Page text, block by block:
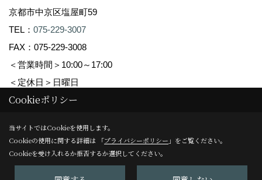
京都市中京区塩屋町59
TEL： 075-229-3007
FAX：075-229-3008
＜営業時間＞10:00～17:00
＜定休日＞日曜日
Copyright (c) Ambiance Co.,Ltd. All Rights Reserved.
Produced byゴデスクリエイト
Cookieポリシー
当サイトではCookieを使用します。
Cookieの使用に関する詳細は 「プライバシーポリシー 」をご覧ください。
Cookieを受け入れるか拒否するか選択してください。